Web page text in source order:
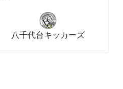
八千代台キッカーズ